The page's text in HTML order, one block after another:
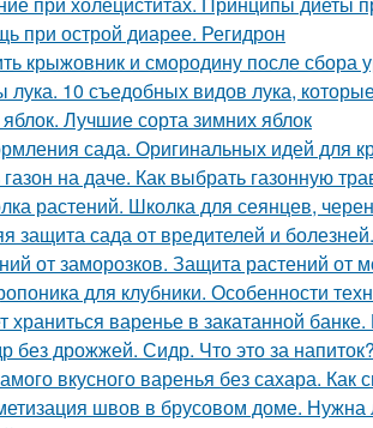
при острой диарее. Регидрон
крыжовник и смородину после
лука. 10 съедобных видов лука,
Лучшие сорта зимних яблок
сада. Оригинальных идей для
на даче. Как выбрать газонную
растений. Школка для сеянцев,
защита сада от вредителей и
от заморозков. Защита растений
для клубники. Особенности
храниться варенье в закатанной
без дрожжей. Сидр. Что это за
вкусного варенья без сахара. Как
швов в брусовом доме. Нужна